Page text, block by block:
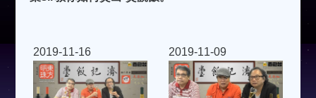
2019-11-16 2019-11-09